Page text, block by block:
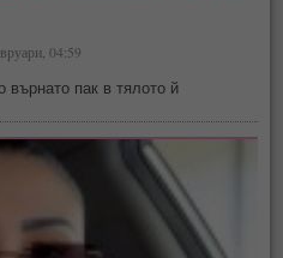
04:59
върнато пак в тялото й